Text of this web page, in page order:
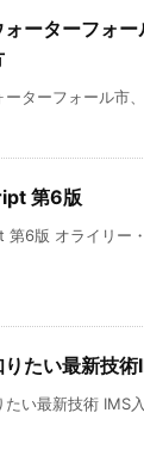
ォーターフォ
ーターフォール市
第6版
第6版 オライリー
たい最新技術
たい最新技術 IMS